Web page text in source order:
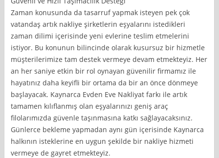
Zaman konusunda da tasarruf yapmak isteyen pek çok
vatandaş artık nakliye şirketlerin eşyalarını istedikleri
zaman dilimi içerisinde yeni evlerine teslim etmelerini
istiyor. Bu konunun bilincinde olarak kusursuz bir hizmetle
müşterilerimize tam destek vermeye devam etmekteyiz. Her
an her saniye etkin bir rol oynayan güvenilir firmamız ile
hayatınız daha keyifli bir ortama da bir an önce dönmeye
başlayacak. Kaynarca Evden Eve Nakliyat farkı ile artık
tamamen kılıflanmış olan eşyalarınızı geniş araç
filolarımızda güvenle taşınmasına katkı sağlayacaksınız.
Günlerce bekleme yapmadan aynı gün içerisinde Kaynarca
halkının isteklerine en uygun şekilde bir nakliye hizmeti
vermeye de gayret etmekteyiz.